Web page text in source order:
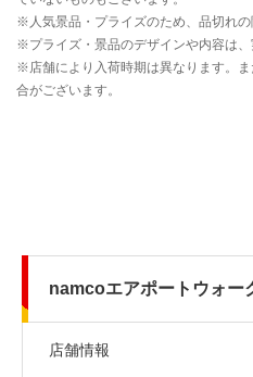
namcoエアポートウォー
店舗情報